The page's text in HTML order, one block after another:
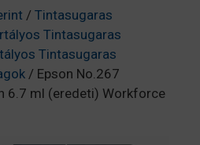
/ Tintasugaras
Tintasugaras
Tintasugaras
/ Epson No.267
6.7 ml (eredeti) Workforce